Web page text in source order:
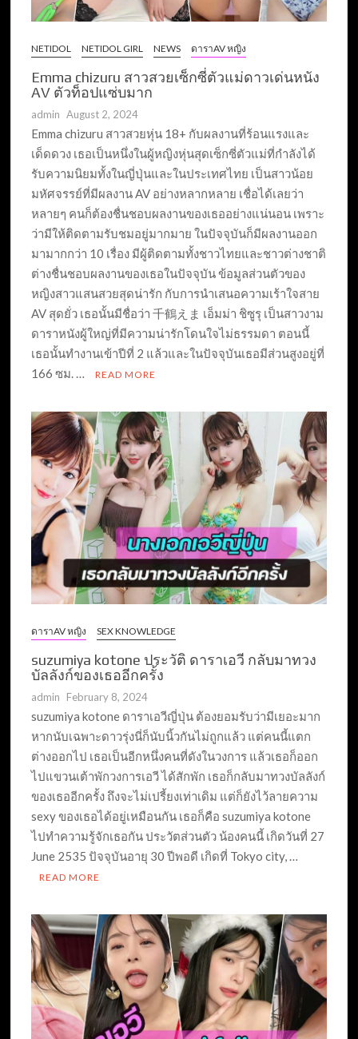
NETIDOL NETIDOL GIRL NEWS ดาราAV หญิง
Emma chizuru สาวสวยเซ็กซี่ตัวแม่ดาวเด่นหนัง
AV ตัวท็อปแซ่บมาก
admin August 2, 2024
Emma chizuru สาวสวยหุ่น 18+ กับผลงานที่ร้อนแรงและ
เด็ดดวง เธอเป็นหนึ่งในผู้หญิงหุ่นสุดเซ็กซี่ตัวแม่ที่กำลังได้
รับความนิยมทั้งในญี่ปุ่นและในประเทศไทย เป็นสาวน้อย
มหัศจรรย์ที่มีผลงาน AV อย่างหลากหลาย เชื่อได้เลยว่า
หลายๆ คนก็ต้องชื่นชอบผลงานของเธออย่างแน่นอน เพราะ
ว่ามีให้ติดตามรับชมอยู่มากมาย ในปัจจุบันก็มีผลงานออก
มามากกว่า 10 เรื่อง มีผู้ติดตามทั้งชาวไทยและชาวต่างชาติ
ต่างชื่นชอบผลงานของเธอในปัจจุบัน ข้อมูลส่วนตัวของ
หญิงสาวแสนสวยสุดน่ารัก กับการนำเสนอความเร้าใจสาย
AV สุดยั่ว เธอนั้นมีชื่อว่า 千鶴えま เอ็มม่า ชิซูรุ เป็นสาวงาม
ดาราหนังผู้ใหญ่ที่มีความน่ารักโดนใจไม่ธรรมดา ตอนนี้
เธอนั้นทำงานเข้าปีที่ 2 แล้วและในปัจจุบันเธอมีส่วนสูงอยู่ที่
166 ซม. …
READ MORE
ดาราAV หญิง SEX KNOWLEDGE
suzumiya kotone ประวัติ ดาราเอวี กลับมาทวง
บัลลังก์ของเธออีกครั้ง
admin February 8, 2024
suzumiya kotone ดาราเอวีญี่ปุ่น ต้องยอมรับว่ามีเยอะมาก
หากนับเฉพาะดาวรุ่งนี่ก็นับนิ้วกันไม่ถูกแล้ว แต่คนนี้แตก
ต่างออกไป เธอเป็นอีกหนึ่งคนที่ดังในวงการ แล้วเธอก็ออก
ไปแขวนเต้าพักวงการเอวี ได้สักพัก เธอก็กลับมาทวงบัลลังก์
ของเธออีกครั้ง ถึงจะไม่เปรี้ยงเท่าเดิม แต่ก็ยังไว้ลายความ
sexy ของเธอได้อยู่เหมือนกัน เธอก็คือ suzumiya kotone
ไปทำความรู้จักเธอกัน ประวัตส่วนตัว น้องคนนี้ เกิดวันที่ 27
June 2535 ปัจจุบันอายุ 30 ปีพอดี เกิดที่ Tokyo city, …
READ MORE